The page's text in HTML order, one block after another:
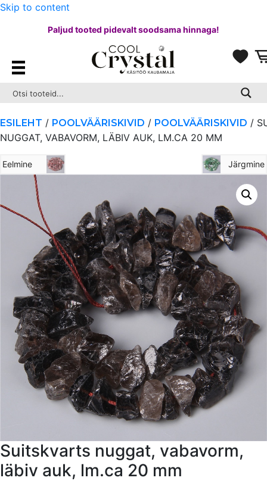
Skip to content
Paljud tooted pidevalt soodsama hinnaga!
ESILEHT / POOLVÄÄRISKIVID / POOLVÄÄRISKIVID /
NUGGAT, VABAVORM, LÄBIV AUK, LM.CA 20 MM
Eelmine Järgmine
Suitskvarts nuggat, vabavorm,
läbiv auk, lm.ca 20 mm